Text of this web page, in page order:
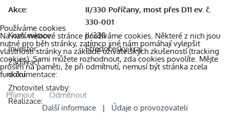
Akce:
II/330 Poříčany, most přes D11 ev. č.
330-001
Komunikace:
II/330
Investor:
Středočeský kraj
Zadávací
dokumentace:
Zhotovitel stavby:
Realizace:
Používáme cookies
Na naší webové stránce používáme cookies. Některé z nich jsou
nutné pro běh stránky, zatímco jiné nám pomáhají vylepšit
vlastnosti stránky na základě uživatelských zkušeností (tracking
cookies). Sami můžete rozhodnout, zda cookies povolíte. Mějte
prosím na paměti, že při odmítnutí, nemusí být stránka zcela
funkční.
Přijmout
Odmítnout
Další informace
| Údaje o provozovateli